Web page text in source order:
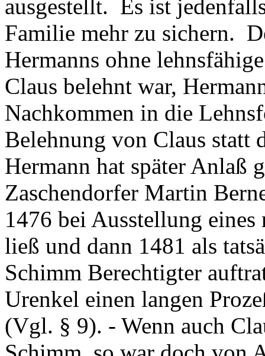
ausgestellt. Es ist
Familie mehr zu sichern.
Hermanns ohne
Claus belehnt war,
Nachkommen in die
Belehnung von Claus statt
Hermann hat später Anlaß
Zaschendorfer Martin
1476 bei Ausstellung
ließ und dann 1481 als
Schimm Berechtigter
Urenkel einen langen
(Vgl. § 9). - Wenn auch